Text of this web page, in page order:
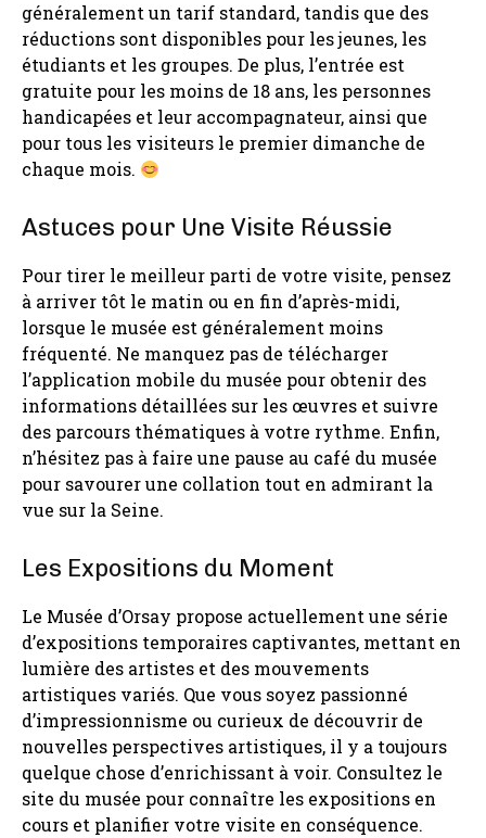
généralement un tarif standard, tandis que des
réductions sont disponibles pour les jeunes, les
étudiants et les groupes. De plus, l’entrée est
gratuite pour les moins de 18 ans, les personnes
handicapées et leur accompagnateur, ainsi que
pour tous les visiteurs le premier dimanche de
chaque mois.
Astuces pour Une Visite Réussie
Pour tirer le meilleur parti de votre visite, pensez
à arriver tôt le matin ou en fin d’après-midi,
lorsque le musée est généralement moins
fréquenté. Ne manquez pas de télécharger
l’application mobile du musée pour obtenir des
informations détaillées sur les œuvres et suivre
des parcours thématiques à votre rythme. Enfin,
n’hésitez pas à faire une pause au café du musée
pour savourer une collation tout en admirant la
vue sur la Seine.
Les Expositions du Moment
Le Musée d’Orsay propose actuellement une série
d’expositions temporaires captivantes, mettant en
lumière des artistes et des mouvements
artistiques variés. Que vous soyez passionné
d’impressionnisme ou curieux de découvrir de
nouvelles perspectives artistiques, il y a toujours
quelque chose d’enrichissant à voir. Consultez le
site du musée pour connaître les expositions en
cours et planifier votre visite en conséquence.